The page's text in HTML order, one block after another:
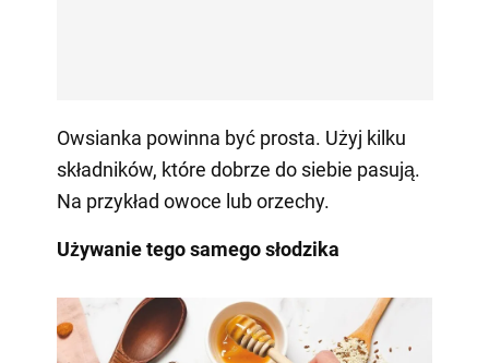
Owsianka powinna być prosta. Użyj kilku
składników, które dobrze do siebie pasują.
Na przykład owoce lub orzechy.
Używanie tego samego słodzika